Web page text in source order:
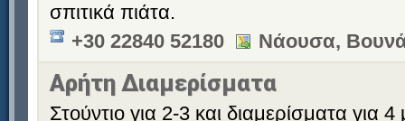
σπιτικά πιάτα.
+30 22840 52180
Νάουσα,
Αρήτη Διαμερίσματα
Στούντιο για 2-3 και διαμερίσματα για